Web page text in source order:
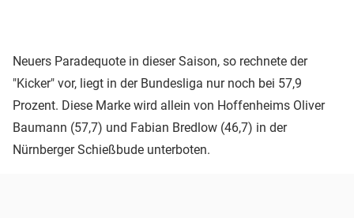
Neuers Paradequote in dieser Saison, so rechnete der
"Kicker" vor, liegt in der Bundesliga nur noch bei 57,9
Prozent. Diese Marke wird allein von Hoffenheims Oliver
Baumann (57,7) und Fabian Bredlow (46,7) in der
Nürnberger Schießbude unterboten.